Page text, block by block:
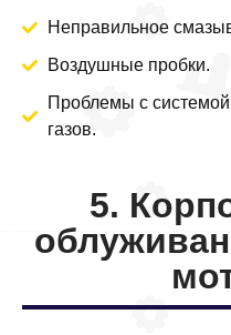
Неправильное
Воздушные пробки.
Проблемы с
газов.
5.